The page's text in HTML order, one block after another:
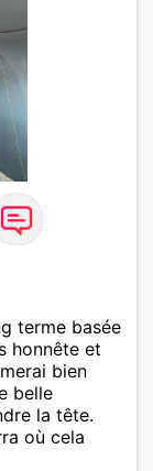
terme basée
honnête et
bien
belle
la tête.
où cela